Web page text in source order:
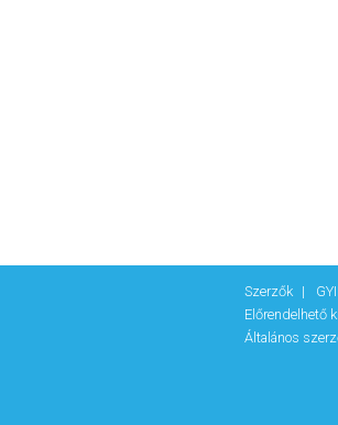
Szerzők
Előrendelhető
Általános